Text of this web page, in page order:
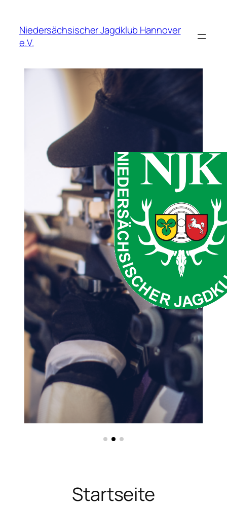
springen
Niedersächsischer Jagdklub Hannover
e.V.
Startseite